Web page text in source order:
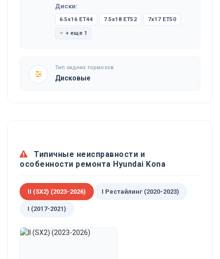
Диски:
6.5x16 ET44 7.5x18 ET52 7x17 ET50
+ еще 1
Тип задних тормозов
Дисковые
Типичные неисправности и
особенности ремонта Hyundai Kona
II (SX2) (2023-2026) I Рестайлинг (2020-2023)
I (2017-2021)